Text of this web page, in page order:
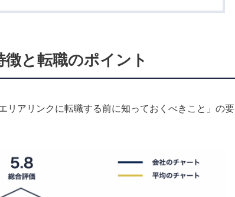
と転職のポイント
リアリンクに転職する前に知っておくべきこと」の要